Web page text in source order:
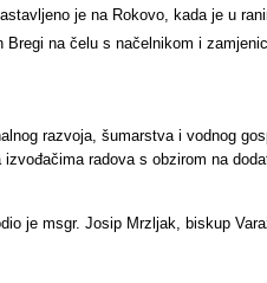
je na Rokovo, kada je u
na čelu s načelnikom i
razvoja, šumarstva i vodnog
radova s obzirom na
je msgr. Josip Mrzljak, biskup